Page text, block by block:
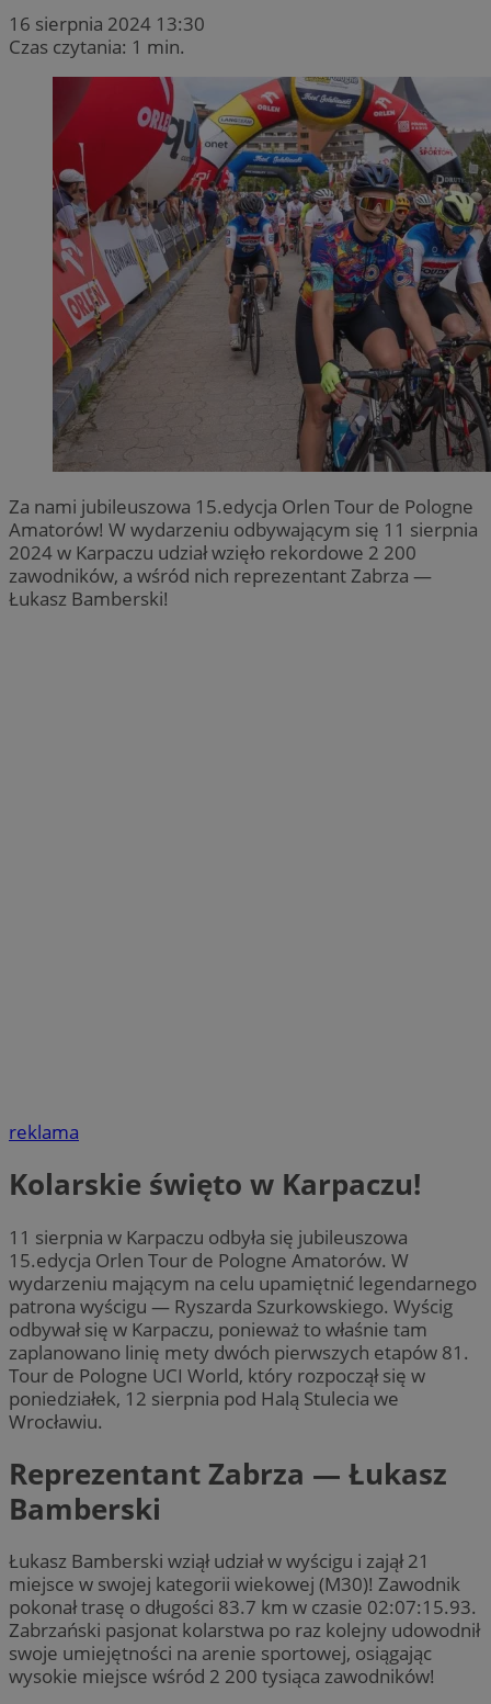
16 sierpnia 2024 13:30
Czas czytania: 1 min.
Za nami jubileuszowa 15.edycja Orlen Tour de Pologne
Amatorów! W wydarzeniu odbywającym się 11 sierpnia
2024 w Karpaczu udział wzięło rekordowe 2 200
zawodników, a wśród nich reprezentant Zabrza —
Łukasz Bamberski!
reklama
Kolarskie święto w Karpaczu!
11 sierpnia w Karpaczu odbyła się jubileuszowa
15.edycja Orlen Tour de Pologne Amatorów. W
wydarzeniu mającym na celu upamiętnić legendarnego
patrona wyścigu — Ryszarda Szurkowskiego. Wyścig
odbywał się w Karpaczu, ponieważ to właśnie tam
zaplanowano linię mety dwóch pierwszych etapów 81.
Tour de Pologne UCI World, który rozpoczął się w
poniedziałek, 12 sierpnia pod Halą Stulecia we
Wrocławiu.
Reprezentant Zabrza — Łukasz
Bamberski
Łukasz Bamberski wziął udział w wyścigu i zajął 21
miejsce w swojej kategorii wiekowej (M30)! Zawodnik
pokonał trasę o długości 83.7 km w czasie 02:07:15.93.
Zabrzański pasjonat kolarstwa po raz kolejny udowodnił
swoje umiejętności na arenie sportowej, osiągając
wysokie miejsce wśród 2 200 tysiąca zawodników!